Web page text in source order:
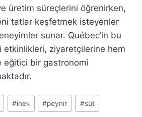
üretim süreçlerini öğrenirken,
tatlar keşfetmek isteyenler
sunar. Québec’in bu
etkinlikleri, ziyaretçilerine hem
eğitici bir gastronomi
#inek #peynir #süt